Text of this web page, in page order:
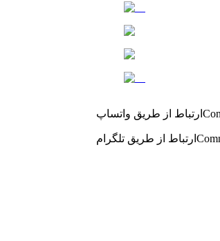
ارتباط از طریق واتساپ
ارتباط از طریق تلگرام